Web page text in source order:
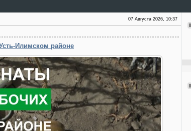
07 Августа 2026, 10:37
Илимском районе